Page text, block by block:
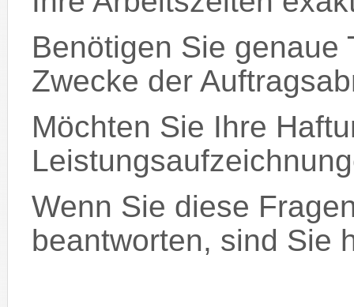
Benötigen Sie genaue
Zwecke der
Möchten Sie Ihre
Wenn Sie diese
beantworten, sind Sie